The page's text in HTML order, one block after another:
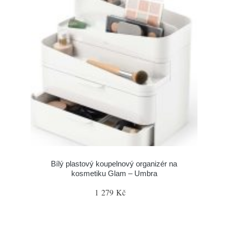
Bílý plastový koupelnový organizér na
kosmetiku Glam – Umbra
1 279 Kč